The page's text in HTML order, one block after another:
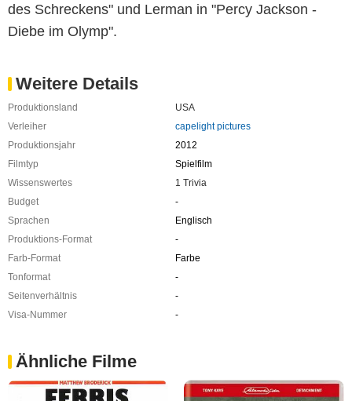
des Schreckens" und Lerman in "Percy Jackson -
Diebe im Olymp".
Weitere Details
Produktionsland
USA
Verleiher
capelight pictures
Produktionsjahr
2012
Filmtyp
Spielfilm
Wissenswertes
1 Trivia
Budget
-
Sprachen
Englisch
Produktions-Format
-
Farb-Format
Farbe
Tonformat
-
Seitenverhältnis
-
Visa-Nummer
-
Ähnliche Filme